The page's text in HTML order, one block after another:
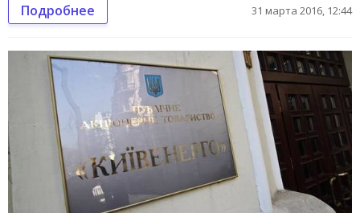
Подробнее 31 марта 2016, 12:44